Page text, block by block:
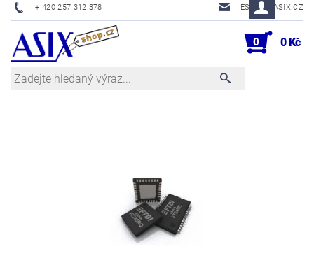
+ 420 257 312 378 ESHOP@ASIX.CZ
0 0 Kč